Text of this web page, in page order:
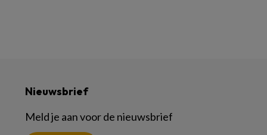
Nieuwsbrief
Meld je aan voor de nieuwsbrief